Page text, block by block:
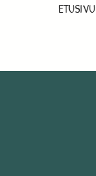
ETUSIVU